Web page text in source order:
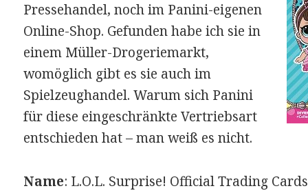
Pressehandel, noch im Panini-eigenen
Online-Shop. Gefunden habe ich sie in
einem Müller-Drogeriemarkt,
womöglich gibt es sie auch im
Spielzeughandel. Warum sich Panini
für diese eingeschränkte Vertriebsart
entschieden hat – man weiß es nicht.
Name: L.O.L. Surprise! Official Trading Cards